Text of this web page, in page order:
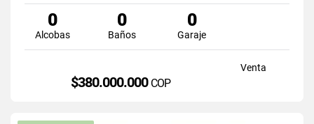
0
Alcobas
0
Baños
0
Garaje
Venta
$380.000.000 COP